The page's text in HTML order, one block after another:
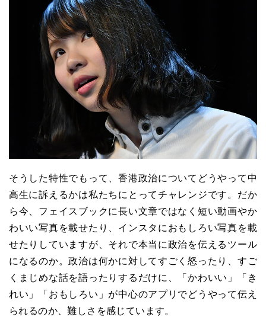
そうした特性でもって、香港政治についてどうやって中
高生に訴えるかは私たちにとってチャレンジです。だか
ら今、フェイスブックに長い文章ではなく短い動画やか
わいい写真を載せたり、インスタにおもしろい写真を載
せたりしていますが、それで本当に政治を伝えるツール
になるのか。政治は何かに対してすごく怒ったり、すご
くまじめな話を語ったりするだけに、「かわいい」「き
れい」「おもしろい」が中心のアプリでどうやって伝え
られるのか、難しさを感じています。